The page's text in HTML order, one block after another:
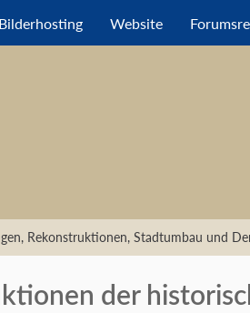
Bilderhosting Website
Rekonstruktionen, Stadtumbau und
der